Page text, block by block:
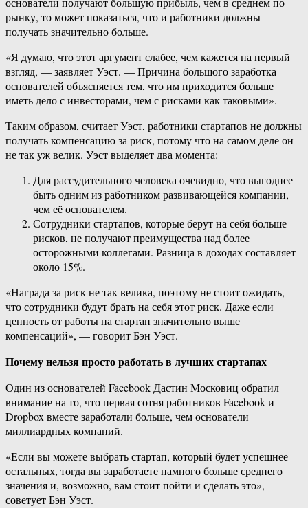
рынку, то может показаться, что и работники должны
получать значительно больше.
«Я думаю, что этот аргумент слабее, чем кажется на первый
взгляд, — заявляет Уэст. — Причина большого заработка
основателей объясняется тем, что им приходится больше
иметь дело с инвесторами, чем с рисками как таковыми».
Таким образом, считает Уэст, работники стартапов не должны
получать компенсацию за риск, потому что на самом деле он
не так уж велик. Уэст выделяет два момента:
Для рассудительного человека очевидно, что выгоднее
быть одним из работником развивающейся компании,
чем её основателем.
Сотрудники стартапов, которые берут на себя больше
рисков, не получают преимущества над более
осторожными коллегами. Разница в доходах составляет
около 15%.
«Награда за риск не так велика, поэтому не стоит ожидать,
что сотрудники будут брать на себя этот риск. Даже если
ценность от работы на стартап значительно выше
компенсаций», — говорит Бэн Уэст.
Почему нельзя просто работать в лучших стартапах
Один из основателей Facebook Дастин Московиц обратил
внимание на то, что первая сотня работников Facebook и
Dropbox вместе заработали больше, чем основатели
миллиардных компаний.
«Если вы можете выбрать стартап, который будет успешнее
остальных, тогда вы заработаете намного больше среднего
значения и, возможно, вам стоит пойти и сделать это», —
советует Бэн Уэст.